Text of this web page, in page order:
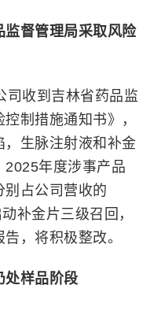
监督管理局采取风险
司收到吉林省药品监
制措施通知书》，
，生脉注射液和补金
2025年度涉事产品
别占公司营收的
补金片三级召回，
，将积极整改。
处样品阶段